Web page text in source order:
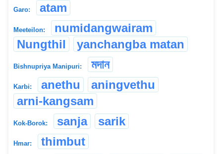
Garo: atam
Meeteilon:
numidangwairam
Nungthil
yanchangba matan
Bishnupriya Manipuri: মদান
Karbi: anethu
aningvethu
arni-kangsam
Kok-Borok: sanja sarik
Hmar: thimbut